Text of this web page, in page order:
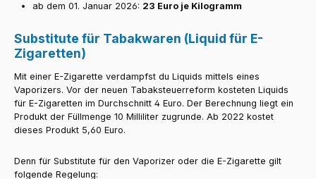
ab dem 01. Januar 2026: 23 Euro je Kilogramm
Substitute für Tabakwaren (Liquid für E-
Zigaretten)
Mit einer E-Zigarette verdampfst du Liquids mittels eines
Vaporizers. Vor der neuen Tabaksteuerreform kosteten Liquids
für E-Zigaretten im Durchschnitt 4 Euro. Der Berechnung liegt ein
Produkt der Füllmenge 10 Milliliter zugrunde. Ab 2022 kostet
dieses Produkt 5,60 Euro.
Denn für Substitute für den Vaporizer oder die E-Zigarette gilt
folgende Regelung: